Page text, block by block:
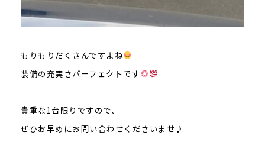
もりもりだくさんですよね
装備の充実さパーフェクトです
貴重な1台限りですので、
ぜひお早めにお問い合わせくださいませ♪